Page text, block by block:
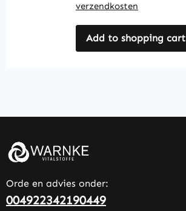
verzendkosten
Add to shopping cart
Orde en advies onder:
004922342190449